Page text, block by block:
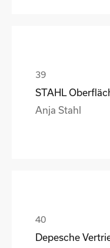
STAHL
Anja Stahl
Depesche